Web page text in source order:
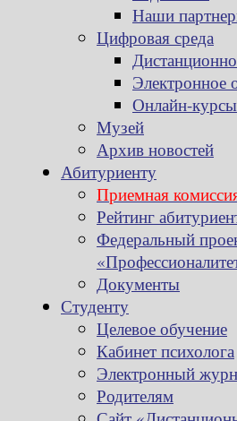
Наши
Цифровая среда
Электронное
Онлайн-курсы
Музей
Архив новостей
Абитуриенту
Приемная
Рейтинг
Федеральный
Документы
Студенту
Целевое обучение
Кабинет психолога
Электронный
Родителям